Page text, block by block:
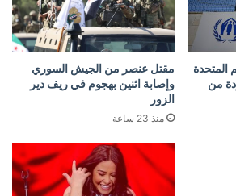
المتحدة
من
مقتل عنصر من الجيش السوري
وإصابة اثنين بهجوم في ريف دير
الزور
منذ 23 ساعة